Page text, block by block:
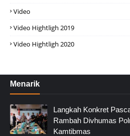
Video
Video Hightligh 2019
Video Hightligh 2020
Menarik
Langkah Konkret
Rambah Divhumas
Kamtibmas